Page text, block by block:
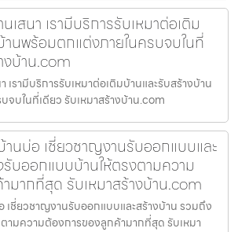
เสนา เรามีบริการรับเหมาต่อเติม
านพร้อมตกแต่งภายในครบจบในที่
งบ้าน.com
เรามีบริการรับเหมาต่อเติมบ้านและรับสร้างบ้าน
บในที่เดียว รับเหมาสร้างบ้าน.com
นบ่อ เชี่ยวชาญงานรับออกแบบและ
บออกแบบบ้านให้ตรงตามความ
มากที่สุด รับเหมาสร้างบ้าน.com
ชี่ยวชาญงานรับออกแบบและสร้างบ้าน รวมถึง
ามความต้องการของลูกค้ามากที่สุด รับเหมา